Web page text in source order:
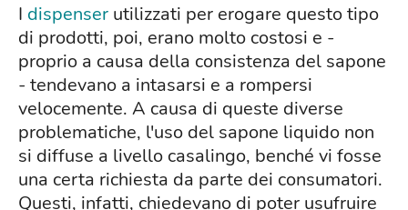
I dispenser utilizzati per erogare questo tipo
di prodotti, poi, erano molto costosi e -
proprio a causa della consistenza del sapone
- tendevano a intasarsi e a rompersi
velocemente. A causa di queste diverse
problematiche, l'uso del sapone liquido non
si diffuse a livello casalingo, benché vi fosse
una certa richiesta da parte dei consumatori.
Questi, infatti, chiedevano di poter usufruire